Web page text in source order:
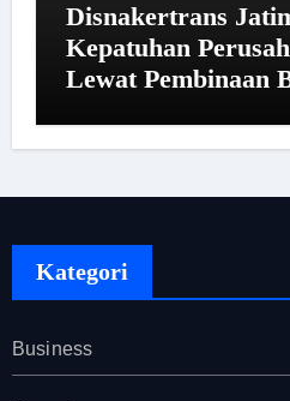
Disnakertrans
Kepatuhan
Lewat Pembinaan
Kategori
Business